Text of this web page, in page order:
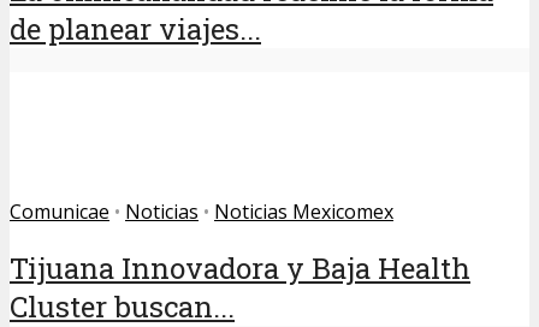
de planear viajes...
Comunicae • Noticias • Noticias Mexicomex
Tijuana Innovadora y Baja Health
Cluster buscan...